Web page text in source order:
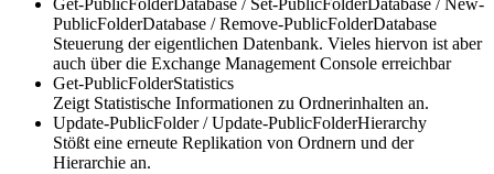
Get-PublicFolderDatabase / Set-PublicFolderDatabase / New-
PublicFolderDatabase / Remove-PublicFolderDatabase
Steuerung der eigentlichen Datenbank. Vieles hiervon ist aber
auch über die Exchange Management Console erreichbar
Get-PublicFolderStatistics
Zeigt Statistische Informationen zu Ordnerinhalten an.
Update-PublicFolder / Update-PublicFolderHierarchy
Stößt eine erneute Replikation von Ordnern und der
Hierarchie an.